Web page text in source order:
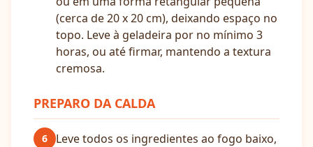
(cerca de 20 x 20 cm), deixando espaço no
topo. Leve à geladeira por no mínimo 3
horas, ou até firmar, mantendo a textura
cremosa.
PREPARO DA CALDA
6
Leve todos os ingredientes ao fogo baixo,